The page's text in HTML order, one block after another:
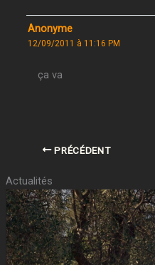
Anonyme
12/09/2011 à 11:16 PM
ça va
PRÉCÉDENT
Actualités